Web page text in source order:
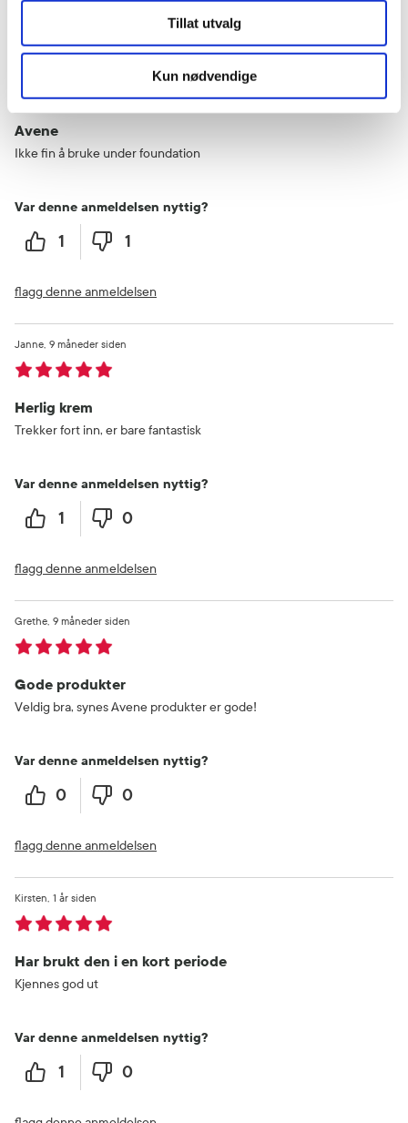
Tillat utvalg
Kun nødvendige
Avene
Ikke fin å bruke under foundation
Var denne anmeldelsen nyttig?
1 1
flagg denne anmeldelsen
Herlig krem
9 måneder siden
Janne
Trekker fort inn, er bare fantastisk
Var denne anmeldelsen nyttig?
1 0
flagg denne anmeldelsen
Gode produkter
9 måneder siden
Grethe
Veldig bra, synes Avene produkter er gode!
Var denne anmeldelsen nyttig?
0 0
flagg denne anmeldelsen
Har brukt den i en kort periode
1 år siden
Kirsten
Kjennes god ut
Var denne anmeldelsen nyttig?
1 0